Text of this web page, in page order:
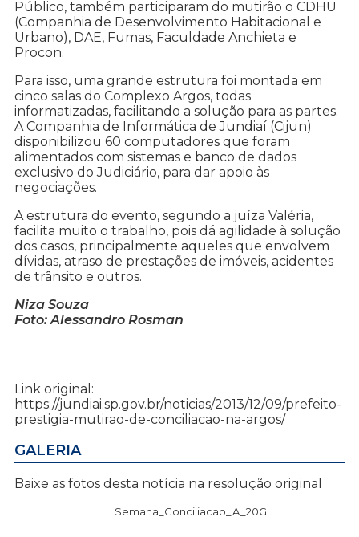
Público, também participaram do mutirão o CDHU
(Companhia de Desenvolvimento Habitacional e
Urbano), DAE, Fumas, Faculdade Anchieta e
Procon.
Para isso, uma grande estrutura foi montada em
cinco salas do Complexo Argos, todas
informatizadas, facilitando a solução para as partes.
A Companhia de Informática de Jundiaí (Cijun)
disponibilizou 60 computadores que foram
alimentados com sistemas e banco de dados
exclusivo do Judiciário, para dar apoio às
negociações.
A estrutura do evento, segundo a juíza Valéria,
facilita muito o trabalho, pois dá agilidade à solução
dos casos, principalmente aqueles que envolvem
dívidas, atraso de prestações de imóveis, acidentes
de trânsito e outros.
Niza Souza
Foto: Alessandro Rosman
Link original:
https://jundiai.sp.gov.br/noticias/2013/12/09/prefeito-
prestigia-mutirao-de-conciliacao-na-argos/
GALERIA
Baixe as fotos desta notícia na resolução original
Semana_Conciliacao_A_20G